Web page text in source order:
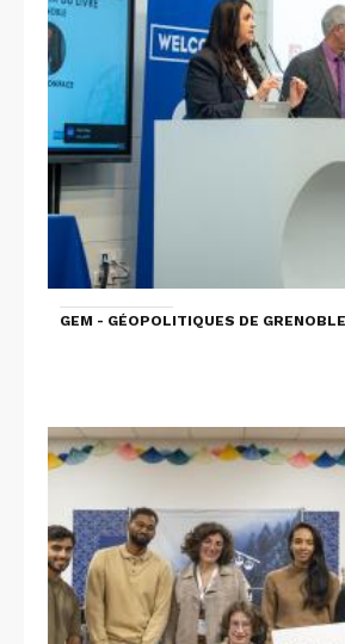
GEM - GÉOPOLITIQUES DE